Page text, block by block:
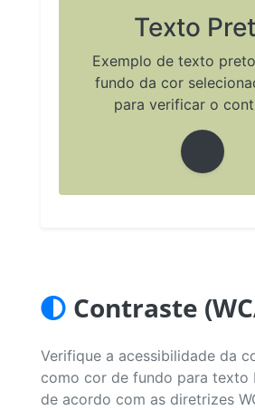
Texto
Exemplo de texto
fundo da cor
para verificar o
Contraste
Verifique a acessibilidade da
como cor de fundo para texto
de acordo com as diretrizes